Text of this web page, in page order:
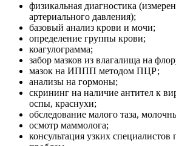
физикальная диагностика
артериального давления);
базовый анализ крови и мочи;
определение группы крови;
коагулограмма;
забор мазков из влагалища на
мазок на ИППП методом ПЦР;
анализы на гормоны;
скрининг на наличие антител к
оспы, краснухи;
обследование малого таза,
осмотр маммолога;
консультация узких